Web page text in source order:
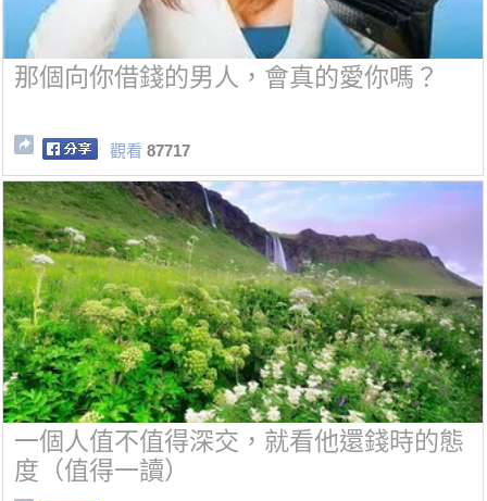
那個向你借錢的男人，會真的愛你嗎？
觀看 87717
一個人值不值得深交，就看他還錢時的態
度（值得一讀）